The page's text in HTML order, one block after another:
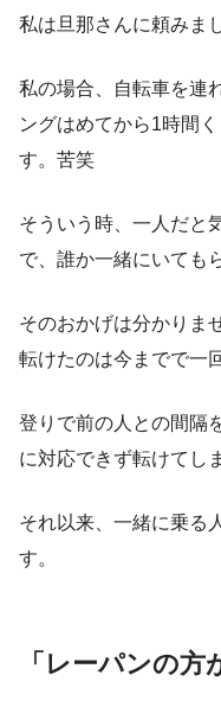
私は旦那さんに頼みま
私の場合、自転車を連
ングはめてから1時間
す。苦笑
そういう時、一人だと
で、誰か一緒にいても
そのおかげは分かりま
転けたのは今までで一
登りで前の人との間隔
に対応できず転けてし
それ以来、一緒に乗る
す。
「レーパンの